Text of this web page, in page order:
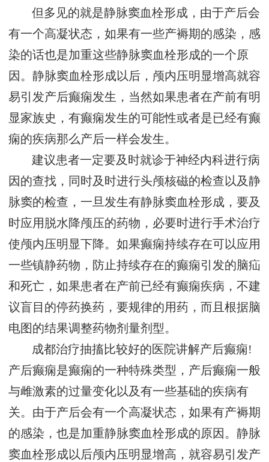
但多见的就是静脉窦血栓形成，由于产后会
有一个高凝状态，如果有一些产褥期的感染，感
染的话也是加重这些静脉窦血栓形成的一个原
因。静脉窦血栓形成以后，颅内压明显增高就容
易引发产后癫痫发生，当然如果患者在产前有明
显家族史，有癫痫发生的可能性或者是已经有癫
痫的疾病那么产后一样会发生。
建议患者一定要及时就诊于神经内科进行病
因的查找，同时及时进行头颅核磁的检查以及静
脉窦的检查，一旦发生有静脉窦血栓形成，要及
时应用脱水降颅压的药物，必要时进行手术治疗
使颅内压明显下降。如果癫痫持续存在可以应用
一些镇静药物，防止持续存在的癫痫引发的脑疝
和死亡，如果患者在产前已经有癫痫疾病，不建
议盲目的停药换药，要规律的用药，而且根据脑
电图的结果调整药物剂量剂型。
成都治疗抽搐比较好的医院讲解产后癫痫!
产后癫痫是癫痫的一种特殊类型，产后癫痫一般
与雌激素的过量变化以及有一些基础的疾病有
关。由于产后会有一个高凝状态，如果有产褥期
的感染，也是加重静脉窦血栓形成的原因。静脉
窦血栓形成以后颅内压明显增高，就容易引发产